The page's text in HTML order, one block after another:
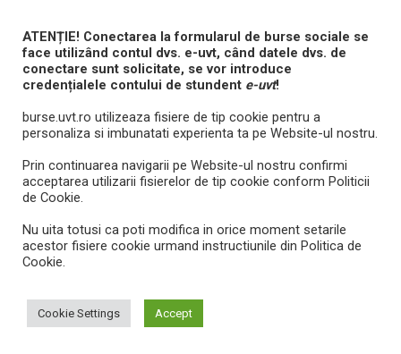
ATENȚIE! Conectarea la formularul de burse sociale se
face utilizând contul dvs. e-uvt, când datele dvs. de
conectare sunt solicitate, se vor introduce
credențialele contului de stundent e-uvt!
burse.uvt.ro utilizeaza fisiere de tip cookie pentru a
personaliza si imbunatati experienta ta pe Website-ul nostru.
Prin continuarea navigarii pe Website-ul nostru confirmi
acceptarea utilizarii fisierelor de tip cookie conform Politicii
de Cookie.
Nu uita totusi ca poti modifica in orice moment setarile
acestor fisiere cookie urmand instructiunile din Politica de
Cookie.
Cookie Settings Accept